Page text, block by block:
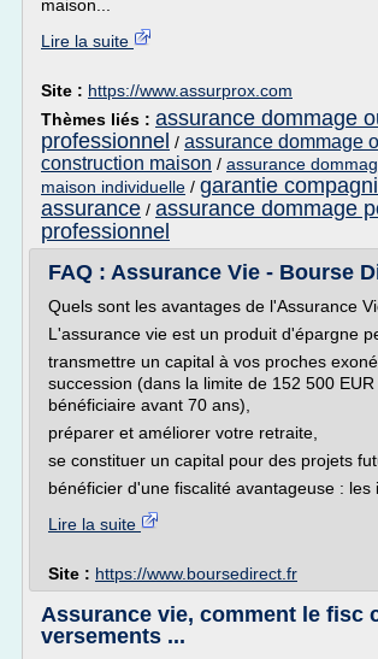
maison...
Lire la suite
Site : https://www.assurprox.com
Thèmes liés : assurance dommage
professionnel / assurance dommage
construction maison / assurance
maison individuelle / garantie
assurance / assurance dommage
professionnel
FAQ : Assurance Vie - Bourse
Quels sont les avantages de l'Assurance
L'assurance vie est un produit d'épargne
transmettre un capital à vos proches
succession (dans la limite de 152 500
bénéficiaire avant 70 ans),
préparer et améliorer votre retraite,
se constituer un capital pour des projets
bénéficier d'une fiscalité avantageuse : les
Lire la suite
Site : https://www.boursedirect.fr
Assurance vie, comment le fisc
versements ...